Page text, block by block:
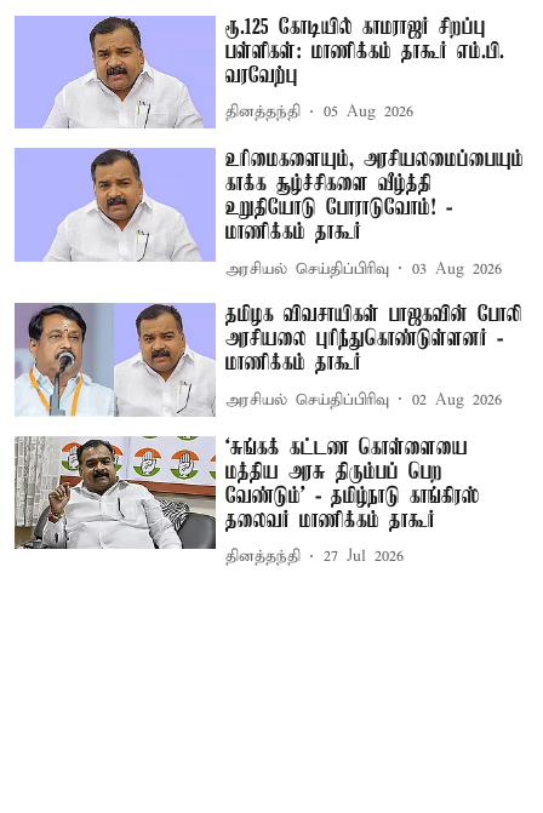
ரூ.125 கோடியில் காமராஜர் சிறப்பு
பள்ளிகள்: மாணிக்கம் தாகூர் எம்.பி.
வரவேற்பு
தினத்தந்தி 05 Aug 2026
உரிமைகளையும், அரசியலமைப்பையும்
காக்க சூழ்ச்சிகளை வீழ்த்தி
உறுதியோடு போராடுவோம்! -
மாணிக்கம் தாகூர்
அரசியல் செய்திப்பிரிவு 03 Aug 2026
தமிழக விவசாயிகள் பாஜகவின் போலி
அரசியலை புரிந்துகொண்டுள்ளனர் -
மாணிக்கம் தாகூர்
அரசியல் செய்திப்பிரிவு 02 Aug 2026
‘சுங்கக் கட்டண கொள்ளையை
மத்திய அரசு திரும்பப் பெற
வேண்டும்’ - தமிழ்நாடு காங்கிரஸ்
தலைவர் மாணிக்கம் தாகூர்
தினத்தந்தி 27 Jul 2026